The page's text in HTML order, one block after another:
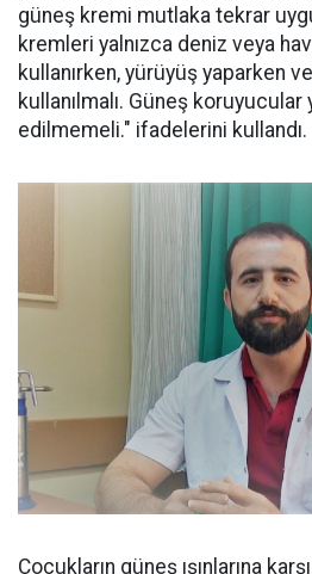
güneş kremi mutlaka tekrar
kremleri yalnızca deniz veya
kullanırken, yürüyüş yaparken
kullanılmalı. Güneş koruyucular
edilmemeli." ifadelerini kullandı.
Çocukların güneş ışınlarına